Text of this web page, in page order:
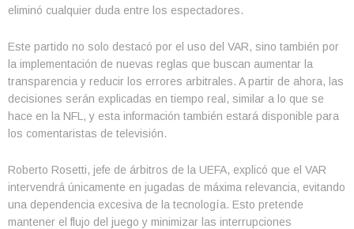
eliminó cualquier duda entre los espectadores.
Este partido no solo destacó por el uso del VAR, sino también por
la implementación de nuevas reglas que buscan aumentar la
transparencia y reducir los errores arbitrales. A partir de ahora, las
decisiones serán explicadas en tiempo real, similar a lo que se
hace en la NFL, y esta información también estará disponible para
los comentaristas de televisión.
Roberto Rosetti, jefe de árbitros de la UEFA, explicó que el VAR
intervendrá únicamente en jugadas de máxima relevancia, evitando
una dependencia excesiva de la tecnología. Esto pretende
mantener el flujo del juego y minimizar las interrupciones